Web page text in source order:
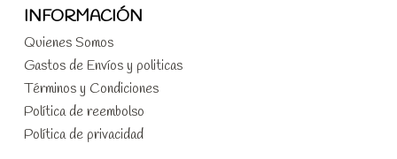
INFORMACIÓN
Quienes Somos
Gastos de Envíos y politicas
Términos y Condiciones
Política de reembolso
Política de privacidad